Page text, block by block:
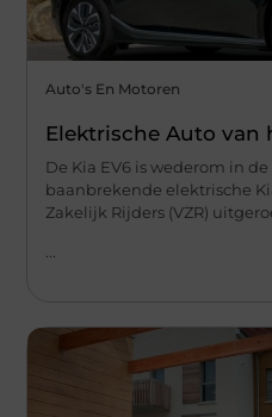
Auto's En Motoren
Elektrische Auto van
De Kia EV6 is wederom in
baanbrekende elektrische
Zakelijk Rijders (VZR)